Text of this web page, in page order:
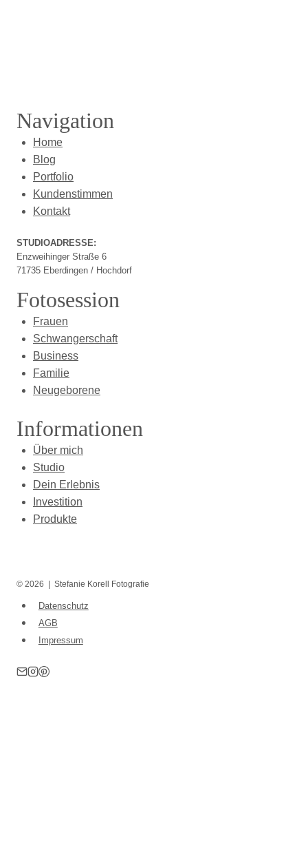
Navigation
Home
Blog
Portfolio
Kundenstimmen
Kontakt
STUDIOADRESSE:
Enzweihinger Straße 6
71735 Eberdingen / Hochdorf
Fotosession
Frauen
Schwangerschaft
Business
Familie
Neugeborene
Informationen
Über mich
Studio
Dein Erlebnis
Investition
Produkte
© 2026 | Stefanie Korell Fotografie
Datenschutz
AGB
Impressum